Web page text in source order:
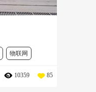
物联网
SER0039
10359 85